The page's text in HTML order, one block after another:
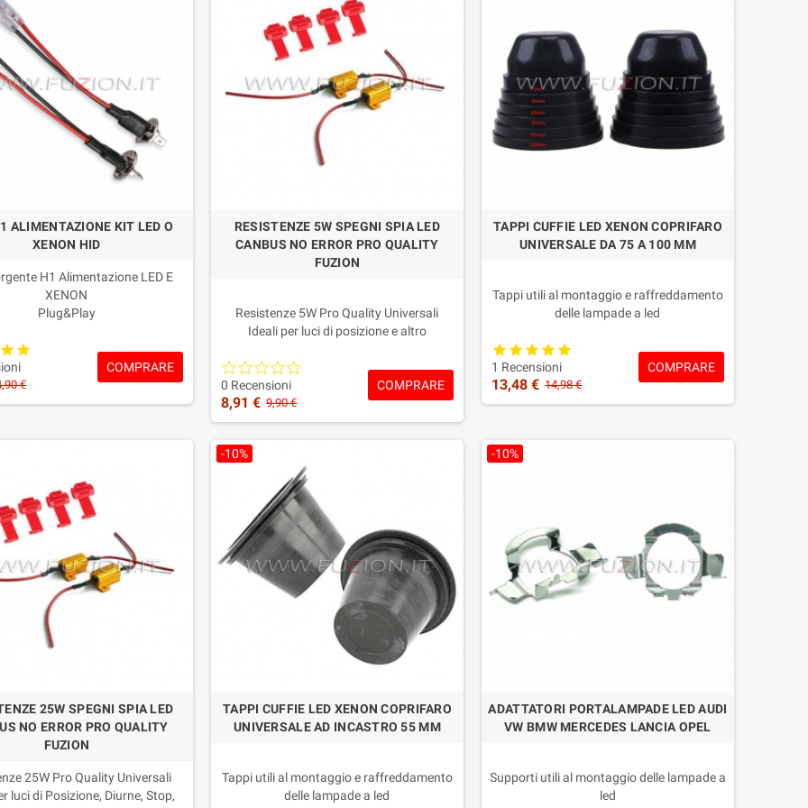
ALIMENTAZIONE KIT LED O
XENON HID
H1 Alimentazione LED E
XENON
Plug&Play
Garanzia 2 Anno
€
COMPRARE
RESISTENZE 5W SPEGNI SPIA LED
CANBUS NO ERROR PRO QUALITY
FUZION
Resistenze 5W Pro Quality Universali
Ideali per luci di posizione e altro
lampada e anomalie varie
Con sistema di fissaggio veloce, si
adattano a tutti i veicoli
Confezione: 2 Pezzi
0 Recensioni
8,91 € 9,90 €
COMPRARE
TAPPI CUFFIE LED XENON COPRIFARO
UNIVERSALE DA 75 A 100 MM
Tappi utili al montaggio e raffreddamento
delle lampade a led
Compatibilità: Universale
Alta qualità, monta come originale senza
modifiche
1 Recensioni
13,48 € 14,98 €
COMPRARE
25W SPEGNI SPIA LED
NO ERROR PRO QUALITY
FUZION
25W Pro Quality Universali
luci di Posizione, Diurne, Stop,
-10%
TAPPI CUFFIE LED XENON COPRIFARO
UNIVERSALE AD INCASTRO 55 MM
Tappi utili al montaggio e raffreddamento
delle lampade a led
-10%
ADATTATORI PORTALAMPADE LED AUDI
VW BMW MERCEDES LANCIA OPEL
Supporti utili al montaggio delle lampade a
led